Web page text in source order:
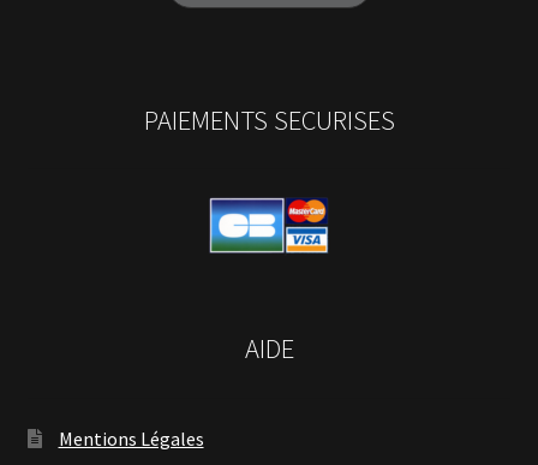
PAIEMENTS SECURISES
AIDE
Mentions Légales